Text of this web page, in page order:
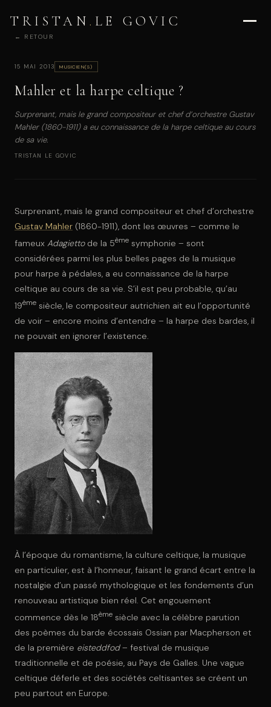
TRISTAN . LE GOVIC
← RETOUR
15 MAI 2013 MUSICIEN(S)
Mahler et la harpe celtique ?
Surprenant, mais le grand compositeur et chef d’orchestre Gustav
Mahler (1860-1911) a eu connaissance de la harpe celtique au cours
de sa vie.
TRISTAN LE GOVIC
Surprenant, mais le grand compositeur et chef d’orchestre
Gustav Mahler (1860-1911), dont les œuvres – comme le
fameux Adagiettode la 5ème symphonie – sont
considérées parmi les plus belles pages de la musique
pour harpe à pédales, a eu connaissance de la harpe
celtique au cours de sa vie. S’il est peu probable, qu’au
19ème siècle, le compositeur autrichien ait eu l’opportunité
de voir – encore moins d’entendre – la harpe des bardes, il
ne pouvait en ignorer l’existence.
À l’époque du romantisme, la culture celtique, la musique
en particulier, est à l’honneur, faisant le grand écart entre la
nostalgie d’un passé mythologique et les fondements d’un
renouveau artistique bien réel. Cet engouement
commence dès le 18ème siècle avec la célèbre parution
des poèmes du barde écossais Ossian par Macpherson et
de la première eisteddfod– festival de musique
traditionnelle et de poésie, au Pays de Galles. Une vague
celtique déferle et des sociétés celtisantes se créent un
peu partout en Europe.